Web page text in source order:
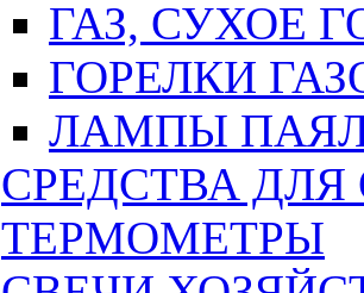
ГАЗ, СУХОЕ
ГОРЕЛКИ
ЛАМПЫ
СРЕДСТВА
ТЕРМОМЕТРЫ